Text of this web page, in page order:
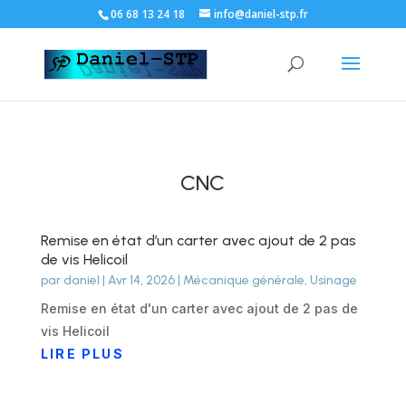
06 68 13 24 18 info@daniel-stp.fr
CNC
Remise en état d’un carter avec ajout de 2 pas
de vis Helicoil
par daniel | Avr 14, 2026| Mécanique générale, Usinage
Remise en état d'un carter avec ajout de 2 pas de
vis Helicoil
LIRE PLUS